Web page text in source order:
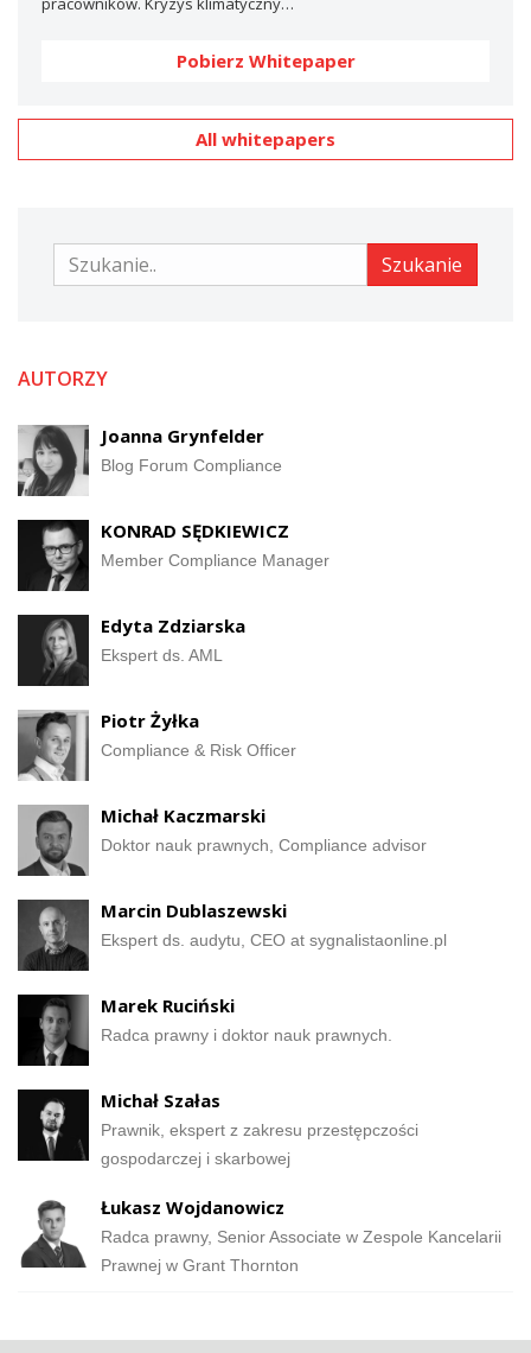
Pobierz Whitepaper
All whitepapers
Szukanie Szukanie
AUTORZY
Joanna Grynfelder
Blog Forum Compliance
KONRAD SĘDKIEWICZ
Member Compliance Manager
Edyta Zdziarska
Ekspert ds. AML
Piotr Żyłka
Compliance & Risk Officer
Michał Kaczmarski
Doktor nauk prawnych, Compliance advisor
Marcin Dublaszewski
Ekspert ds. audytu, CEO at sygnalistaonline.pl
Marek Ruciński
Radca prawny i doktor nauk prawnych.
Michał Szałas
Prawnik, ekspert z zakresu przestępczości
gospodarczej i skarbowej
Łukasz Wojdanowicz
Radca prawny, Senior Associate w Zespole Kancelarii
Prawnej w Grant Thornton